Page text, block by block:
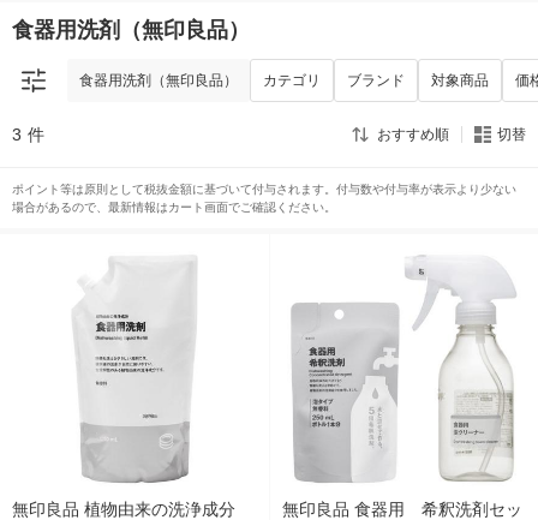
食器用洗剤（無印良品）
食器用洗剤（無印良品） カテゴリ ブランド 対象商品 価
3 件 おすすめ順 切替
ポイント等は原則として税抜金額に基づいて付与されます。付与数や付与率が表示より少ない
場合があるので、最新情報はカート画面でご確認ください。
無印良品 植物由来の洗浄成分
無印良品 食器用 希釈洗剤セッ